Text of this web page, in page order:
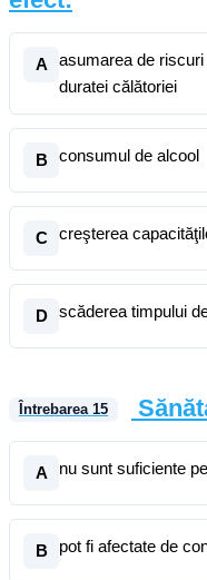
A
asumarea de
duratei călătoriei
B consumul de alcool
C creşterea
D scăderea timpului
Întrebarea 15
A nu sunt suficiente
B pot fi afectate de